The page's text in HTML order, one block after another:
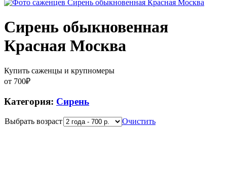
Сирень обыкновенная
Красная Москва
Купить саженцы и крупномеры
от 700₽
Категория: Сирень
Выбрать возраст Очистить